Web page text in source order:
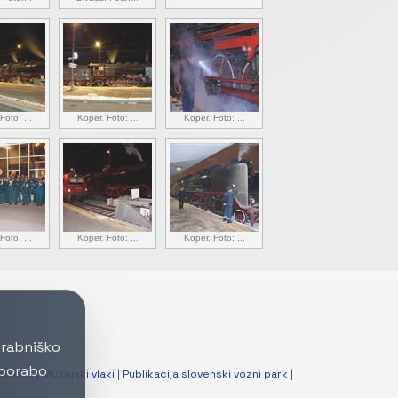
... Koper. Foto: ... Koper. Foto: ...
... Koper. Foto: ... Koper. Foto: ...
|Muzejski vlaki | Publikacija slovenski vozni park |